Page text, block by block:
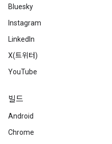
Bluesky
Instagram
LinkedIn
X(트위터)
YouTube
빌드
Android
Chrome